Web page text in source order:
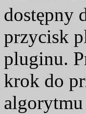
dostępny
przycisk
pluginu.
krok do